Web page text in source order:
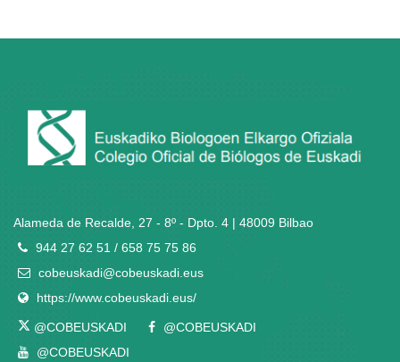
Alameda de Recalde, 27 - 8º - Dpto. 4 | 48009 Bilbao
944 27 62 51 / 658 75 75 86
cobeuskadi@cobeuskadi.eus
https://www.cobeuskadi.eus/
@COBEUSKADI
@COBEUSKADI
@COBEUSKADI